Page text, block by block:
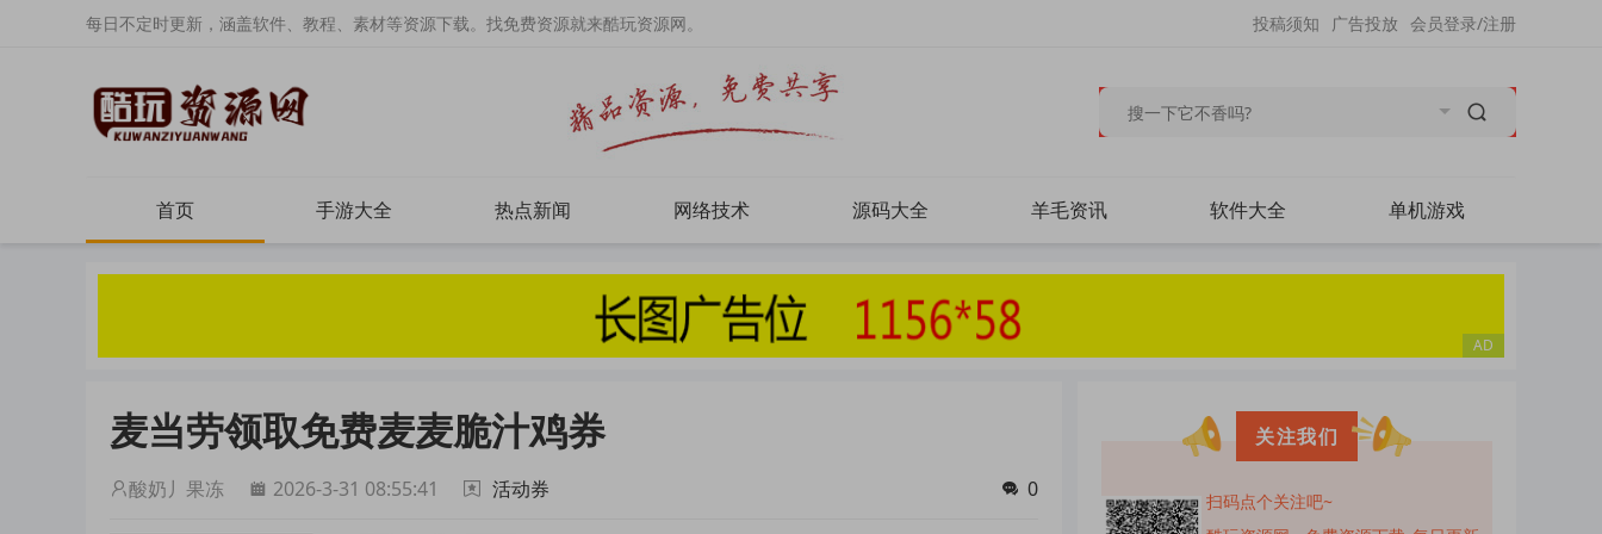
每日不定时更新，涵盖软件、教程、素材等资源下载。找免费资源就来酷玩资源网。 会员登录/注册
广告投放
投稿须知
首页 手游大全 热点新闻 网络技术 源码大全 羊毛资讯 软件大全 单机游戏
麦当劳领取免费麦麦脆汁鸡券
酸奶丿果冻 2026-3-31 08:55:41 活动券 0
关注我们
扫码点个关注吧~